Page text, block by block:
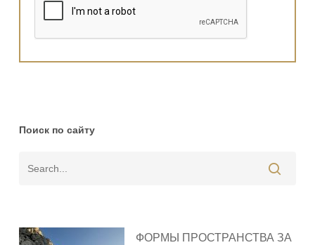
Поиск по сайту
ФОРМЫ ПРОСТРАНСТВА ЗА